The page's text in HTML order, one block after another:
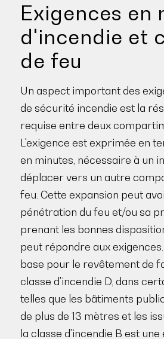
Exigences en
d'incendie et
de feu
Un aspect important des
de sécurité incendie est la
requise entre deux
L'exigence est exprimée en
en minutes, nécessaire à un
déplacer vers un autre
feu. Cette expansion peut
pénétration du feu et/ou sa
prenant les bonnes
peut répondre aux
base pour le revêtement de
classe d'incendie D, dans
telles que les bâtiments
de plus de 13 mètres et les
la classe d'incendie B est une